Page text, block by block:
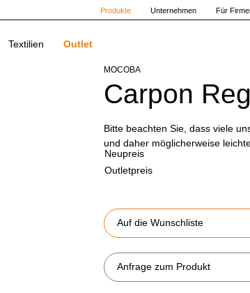
Produkte Unternehmen Für
Textilien Outlet
MOCOBA
Carpon
Bitte beachten Sie, dass viele
und daher möglicherweise
Neupreis
Outletpreis
Auf die Wunschliste
Anfrage zum Produkt